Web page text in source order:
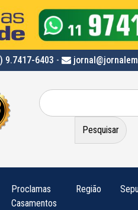
9.7417-6403 -
Pesquisar
por:
Proclamas
Casamentos
Região